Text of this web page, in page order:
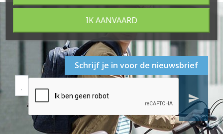
Schrijf je in voor de nieuwsbrief
send
IK AANVAARD